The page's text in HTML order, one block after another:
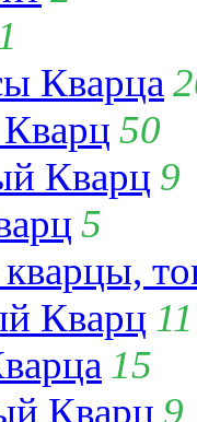
Кварца
50
Кварц 9
5
Кварц 11
15
Кварц 9